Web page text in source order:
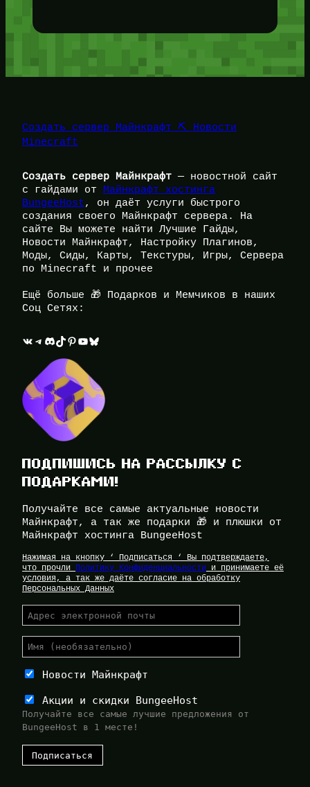
Создать сервер Майнкрафт ⛏️ Новости
Minecraft
Создать сервер Майнкрафт — новостной сайт
с гайдами от Майнкрафт хостинга
BungeeHost, он даёт услуги быстрого
создания своего Майнкрафт сервера. На
сайте Вы можете найти Лучшие Гайды,
Новости Майнкрафт, Настройку Плагинов,
Моды, Сиды, Карты, Текстуры, Игры, Сервера
по Minecraft и прочее
Ещё больше 🎁 Подарков и Мемчиков в наших
Соц Сетях:
ВКонтакте Telegram Discord TikTok Pinterest YouTube Bluesky
ПОДПИШИСЬ НА РАССЫЛКУ С
ПОДАРКАМИ!
Получайте все самые актуальные новости
Майнкрафт, а так же подарки 🎁 и плюшки от
Майнкрафт хостинга BungeeHost
Нажимая на кнопку ‘ Подписаться ‘ Вы подтверждаете,
что прочли Политику Конфиденциальности и принимаете её
условия, а так же даёте согласие на обработку
Персональных Данных
Новости Майнкрафт
Акции и скидки BungeeHost
Получайте все самые лучшие предложения от
BungeeHost в 1 месте!